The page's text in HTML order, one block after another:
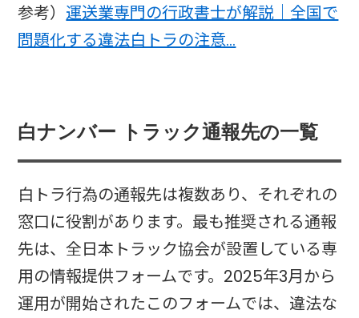
参考） 運送業専門の行政書士が解説｜全国で
問題化する違法白トラの注意…
白ナンバー トラック通報先の一覧
白トラ行為の通報先は複数あり、それぞれの
窓口に役割があります。最も推奨される通報
先は、全日本トラック協会が設置している専
用の情報提供フォームです。2025年3月から
運用が開始されたこのフォームでは、違法な